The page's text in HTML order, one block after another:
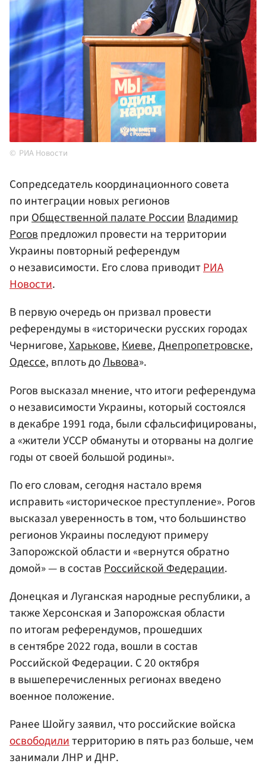
РИА Новости
Сопредседатель координационного совета
по интеграции новых регионов
приОбщественной палате РоссииВладимир
Роговпредложил провести на территории
Украины повторный референдум
о независимости. Его слова приводитРИА
Новости.
В первую очередь он призвал провести
референдумы в «исторически русских городах
Чернигове,Харькове,Киеве,Днепропетровске,
Одессе, вплоть доЛьвова».
Рогов высказал мнение, что итоги референдума
о независимости Украины, который состоялся
в декабре 1991 года, были сфальсифицированы,
а «жители УССР обмануты и оторваны на долгие
годы от своей большой родины».
По его словам, сегодня настало время
исправить «историческое преступление». Рогов
высказал уверенность в том, что большинство
регионов Украины последуют примеру
Запорожской области и «вернутся обратно
домой» — в составРоссийской Федерации.
Донецкая и Луганская народные республики, а
также Херсонская и Запорожская области
по итогам референдумов, прошедших
в сентябре 2022 года, вошли в состав
Российской Федерации. С 20 октября
в вышеперечисленных регионах введено
военное положение.
Ранее Шойгу заявил, что российские войска
освободилитерриторию в пять раз больше, чем
занимали ЛНР и ДНР.